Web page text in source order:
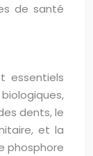
de santé
essentiels
dents, le
et la
phosphore